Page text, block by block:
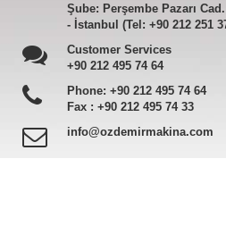
Şube: Perşembe Pazarı
- İstanbul (Tel: +90 212 251
Customer Services
+90 212 495 74 64
Phone: +90 212 495 74 64
Fax : +90 212 495 74 33
info@ozdemirmakina.com